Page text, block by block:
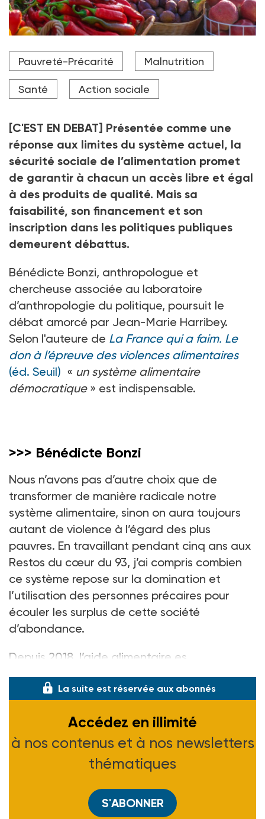
"Pour beaucoup, cela paraît chimérique. Mais l’utopie
serait plutôt de croire que l’on peut continuer avec le
proposition dont tout le monde pourrait bénéficier",
affirme Bénédicte Bonzi
Pauvreté-Précarité Malnutrition
Santé Action sociale
[C'EST EN DEBAT] Présentée comme une
réponse aux limites du système actuel, la
sécurité sociale de l’alimentation promet
de garantir à chacun un accès libre et égal
à des produits de qualité. Mais sa
faisabilité, son financement et son
inscription dans les politiques publiques
demeurent débattus.
Bénédicte Bonzi, anthropologue et
chercheuse associée au laboratoire
d’anthropologie du politique, poursuit le
débat amorcé par Jean-Marie Harribey.
Selon l'auteure de La France qui a faim. Le
don à l’épreuve des violences alimentaires
(éd. Seuil) « un système alimentaire
démocratique » est indispensable.
>>> Bénédicte Bonzi
Nous n’avons pas d’autre choix que de
transformer de manière radicale notre
système alimentaire, sinon on aura toujours
autant de violence à l’égard des plus
pauvres. En travaillant pendant cinq ans aux
Restos du cœur du 93, j’ai compris combien
ce système repose sur la domination et
l’utilisation des personnes précaires pour
écouler les surplus de cette société
d’abondance.
Depuis 2018, l’aide alimentaire es
La suite est réservée aux abonnés
Accédez en illimité
à nos contenus et à nos newsletters
thématiques
S'ABONNER